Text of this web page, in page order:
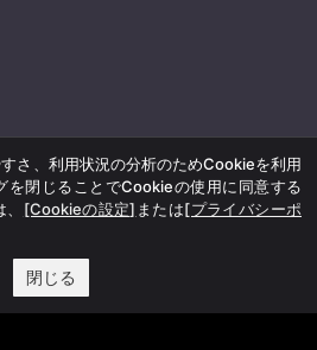
さ、利用状況の分析のためCookieを利用
を閉じることでCookieの使用に同意する
[Cookieの設定] または[プライバシーポ
閉じる